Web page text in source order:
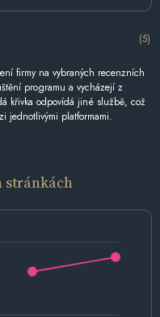
(5)
firmy na vybraných recenzních
programu a vycházejí z
křivka odpovídá jiné službě, což
jednotlivými platformami.
stránkách